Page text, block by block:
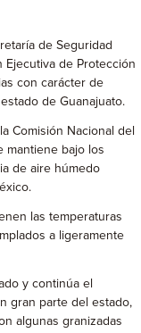
de Seguridad
Ejecutiva de Protección
con carácter de
de Guanajuato.
Comisión Nacional del
mantiene bajo los
de aire húmedo
las temperaturas
a ligeramente
y continúa el
gran parte del estado,
algunas granizadas